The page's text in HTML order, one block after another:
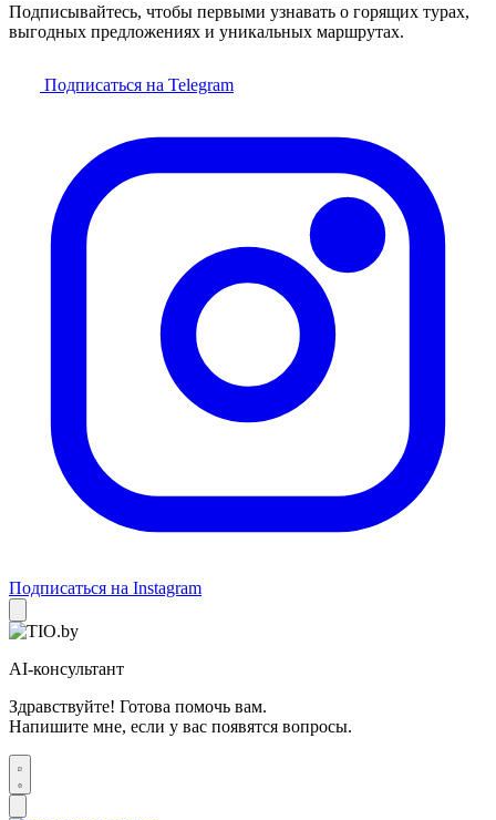
Подписывайтесь, чтобы первыми узнавать о горящих турах,
выгодных предложениях и уникальных маршрутах.
Подписаться на Telegram
Подписаться на Instagram
AI-консультант
Здравствуйте! Готова помочь вам.
Напишите мне, если у вас появятся вопросы.